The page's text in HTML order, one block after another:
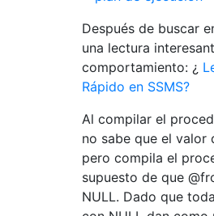
Después de buscar
una lectura
comportamiento: ¿
Rápido en SSMS?
Al compilar el
no sabe que el valor
pero compila el
supuesto de que
NULL. Dado que